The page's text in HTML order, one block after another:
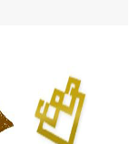
الحكم، الأدلة،
له الفضل بأنه